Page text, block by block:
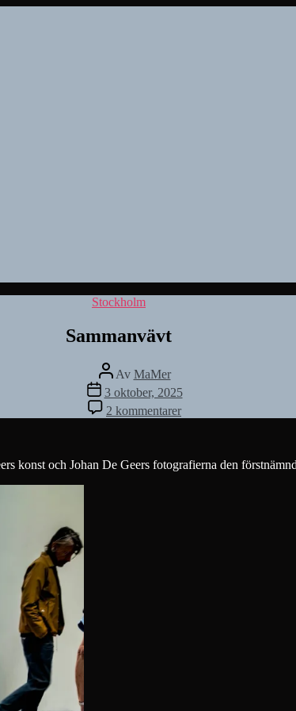
Kategorier
Stockholm
Sammanvävt
Inläggsförfattare
Av MaMer
Inläggsdatum
3 oktober, 2025
2 kommentarertill
Sammanvävt
konst och Johan De Geers fotografierna den